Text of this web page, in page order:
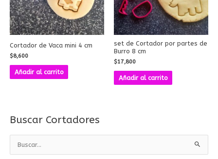
Buscar Cortadores
Cortador de Vaca mini 4 cm
$8,600
Añadir al carrito
set de Cortador por partes de
Burro 8 cm
$17,800
Añadir al carrito